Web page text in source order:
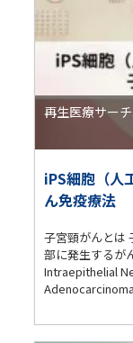
再生医療サー
iPS細胞（人
ん免疫療法
子宮頸がんとは
部に発生するが
Intraepithelial